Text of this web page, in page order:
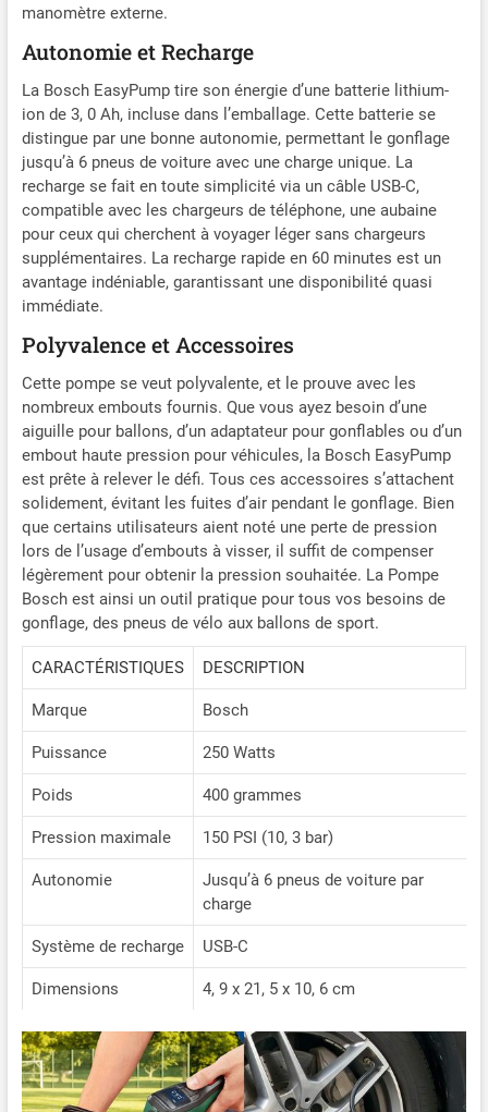
manomètre externe.
Autonomie et Recharge
La Bosch EasyPump tire son énergie d’une batterie lithium-
ion de 3, 0 Ah, incluse dans l’emballage. Cette batterie se
distingue par une bonne autonomie, permettant le gonflage
jusqu’à 6 pneus de voiture avec une charge unique. La
recharge se fait en toute simplicité via un câble USB-C,
compatible avec les chargeurs de téléphone, une aubaine
pour ceux qui cherchent à voyager léger sans chargeurs
supplémentaires. La recharge rapide en 60 minutes est un
avantage indéniable, garantissant une disponibilité quasi
immédiate.
Polyvalence et Accessoires
Cette pompe se veut polyvalente, et le prouve avec les
nombreux embouts fournis. Que vous ayez besoin d’une
aiguille pour ballons, d’un adaptateur pour gonflables ou d’un
embout haute pression pour véhicules, la Bosch EasyPump
est prête à relever le défi. Tous ces accessoires s’attachent
solidement, évitant les fuites d’air pendant le gonflage. Bien
que certains utilisateurs aient noté une perte de pression
lors de l’usage d’embouts à visser, il suffit de compenser
légèrement pour obtenir la pression souhaitée. La Pompe
Bosch est ainsi un outil pratique pour tous vos besoins de
gonflage, des pneus de vélo aux ballons de sport.
CARACTÉRISTIQUES DESCRIPTION
Marque Bosch
Puissance 250 Watts
Poids 400 grammes
Pression maximale 150 PSI (10, 3 bar)
Autonomie
Jusqu’à 6 pneus de voiture par
charge
Système de recharge USB-C
Dimensions 4, 9 x 21, 5 x 10, 6 cm